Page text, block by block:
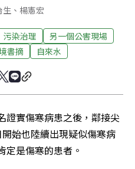
生、楊憲宏
污染治理
另一個公害現場
書摘 自來水
證實傷寒病患之後，鄰接尖
始也陸續出現疑似傷寒病
定是傷寒的患者。